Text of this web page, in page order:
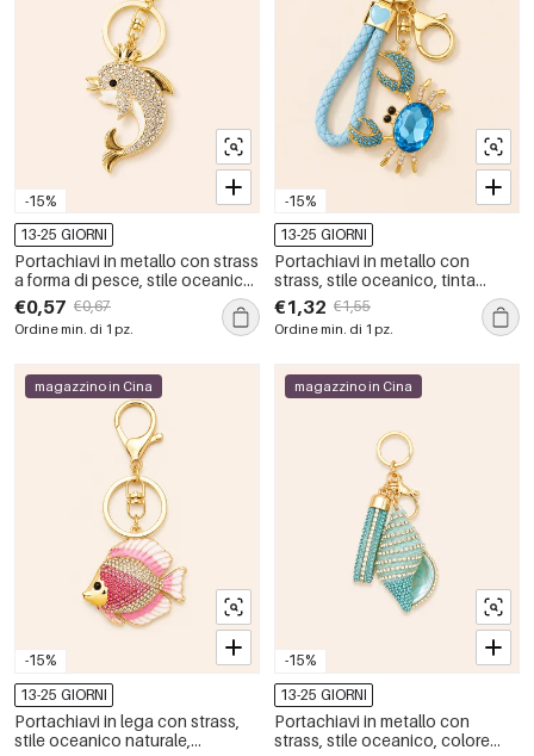
-15%
13-25 GIORNI
Portachiavi in metallo con strass
a forma di pesce, stile oceanico,
serie di lusso, cuore naturale,
colori misti.
€0,57 €0,67
Ordine min. di 1 pz.
-15%
13-25 GIORNI
Portachiavi in metallo con
strass, stile oceanico, tinta
unita, con motivo animale
naturale, serie di lusso.
€1,32 €1,55
Ordine min. di 1 pz.
-15%
magazzino in Cina
13-25 GIORNI
Portachiavi in lega con strass,
stile oceanico naturale,
-15%
magazzino in Cina
13-25 GIORNI
Portachiavi in metallo con
strass, stile oceanico, colore